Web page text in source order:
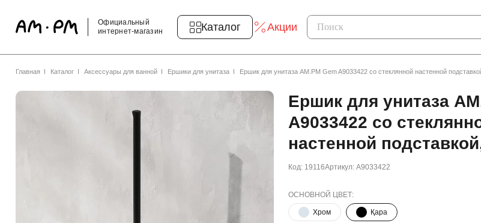
Официальный
интернет-магазин
Каталог Акции
Главная Каталог Аксессуары для ванной Ершики для унитаза Ершик для унитаза AM.PM Gem A9033422 со стеклянной настенной
Ершик для унитаза
A9033422 со
настенной
Код: 19116Артикул: A9033422
ОСНОВНОЙ ЦВЕТ:
Хром Қара